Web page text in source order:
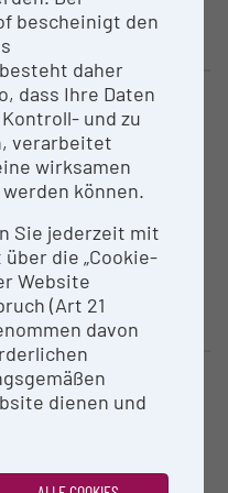
liquid handling
robot.
Rasterelek­tro­nen­
of Applied Sciences
is a Tescan MIRA3
electron
(FE-REM) with
micro­scope
GmbH - Austrian
bescheinigt den
daher
dass Ihre Daten
und zu
verarbeitet
wirksamen
können.
Sie jederzeit mit
die „Cookie-
Website
(Art 21
davon
dienen und